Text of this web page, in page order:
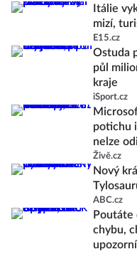
Itálie
mizí,
E15.cz
Ostuda
půl
kraje
iSport.cz
potichu
nelze
Živě.cz
Nový
ABC.cz
Poutáte
chybu,
upozorní